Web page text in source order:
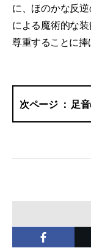
に、ほのかな反
による魔術的な
尊重することに捧
足